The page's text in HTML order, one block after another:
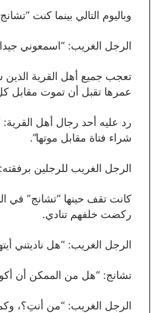
وباليوم التالي بينما كنت
الرجل الغريب: “اسمعوني
تعجب جميع أهل القرية
عمرها تقبل أن تموت مقابل
رد عليه أحد رجال أهل القرية:
شراء فتاة مقابل موتها”.
الرجل الغريب للرجلين
كانت تقف حينها “تشانج” في
ركضت خلفهم تنادي.
الرجل الغريب: “هل ناديتني
تشانج: “هل من الممكن أن
الرجل الغريب: “من أنتِ؟،